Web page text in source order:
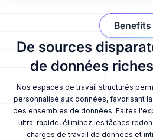
De sources
de données
Nos espaces de travail structurés
personnalisé aux données, favorisant
des ensembles de données. Faites
ultra-rapide, éliminez les tâches
charges de travail de données et
Benefits